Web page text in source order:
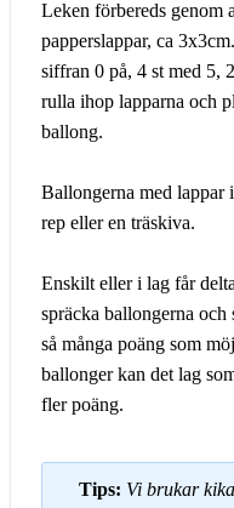
Leken förbereds genom
papperslappar, ca
siffran 0 på, 4 st med 5,
rulla ihop lapparna och
ballong.
Ballongerna med lappar
rep eller en träskiva.
Enskilt eller i lag får
spräcka ballongerna och
så många poäng som
ballonger kan det lag
fler poäng.
Tips: Vi brukar